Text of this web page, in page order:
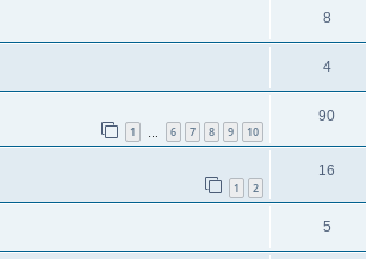
8
4
1 6 7 8 9 10
90
1 2
16
5